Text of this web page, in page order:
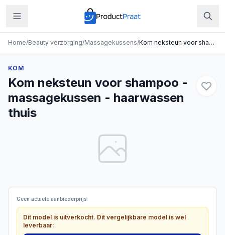
Home/Beauty verzorging/Massagekussens/ Kom neksteun voor shampoo - massagekussen - haarwassen thuis
KOM
Kom neksteun voor shampoo -
massagekussen - haarwassen
thuis
Geen actuele aanbiederprijs
Dit model is uitverkocht. Dit vergelijkbare model is wel
leverbaar: